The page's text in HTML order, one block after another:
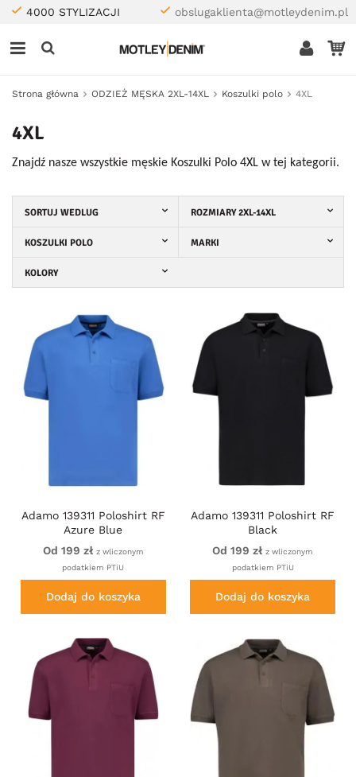
4000 STYLIZACJI obslugaklienta@motleydenim.pl
Strona główna ODZIEŻ MĘSKA 2XL-14XL Koszulki polo 4XL
4XL
Znajdź nasze wszystkie męskie Koszulki Polo 4XL w tej kategorii.
SORTUJ WEDLUG ROZMIARY 2XL-14XL
KOSZULKI POLO MARKI
KOLORY
Adamo 139311 Poloshirt RF
Azure Blue
Od 199 zł z wliczonym
podatkiem PTiU
Dodaj do koszyka
Adamo 139311 Poloshirt RF
Black
Od 199 zł z wliczonym
podatkiem PTiU
Dodaj do koszyka